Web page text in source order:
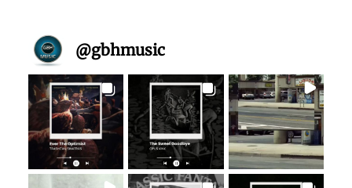
@gbhmusic